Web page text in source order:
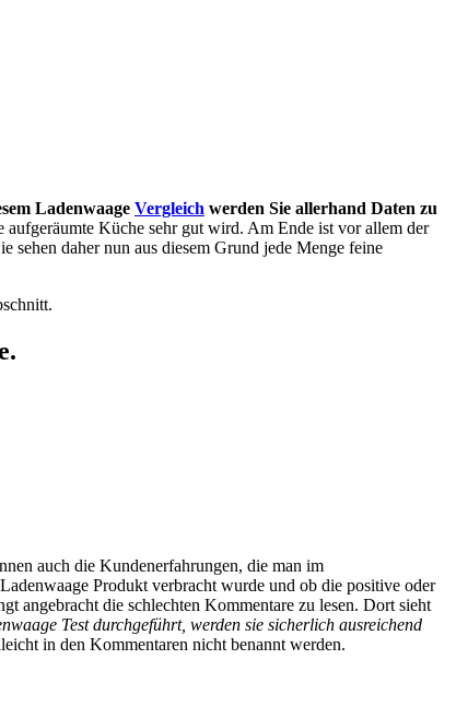
Ladenwaage Vergleich werden Sie allerhand Daten zu
Küche sehr gut wird. Am Ende ist vor allem der
sehen daher nun aus diesem Grund jede Menge feine
auch die Kundenerfahrungen, die man im
Produkt verbracht wurde und ob die positive oder
angebracht die schlechten Kommentare zu lesen. Dort sieht
Test durchgeführt, werden sie sicherlich ausreichend
in den Kommentaren nicht benannt werden.